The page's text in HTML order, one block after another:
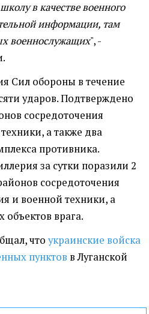
в качестве военного
информации, там
военнослужащих", -
Сил обороны в течение
ударов. Подтверждено
сосредоточения
а также два
противника.
за сутки поразили 2
сосредоточения
и военной техники, а
объектов врага.
что украинские войска
пунктов в Луганской